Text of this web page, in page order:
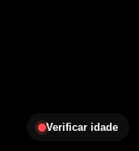
Verificar idade